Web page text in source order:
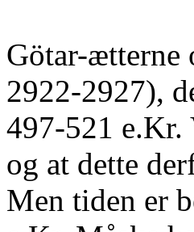
Götar-ætterne
2922-2927),
497-521 e.Kr.
og at dette
Men tiden er